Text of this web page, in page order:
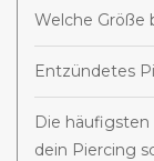
Welche Größe
Entzündetes
Die häufigsten
dein Piercing